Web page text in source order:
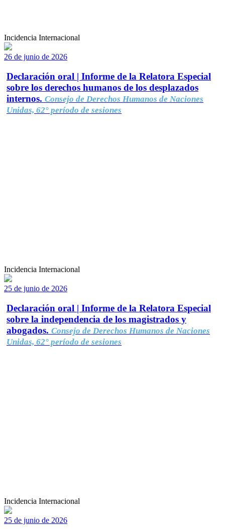
Incidencia Internacional
26 de junio de 2026
Declaración oral | Informe de la Relatora Especial
sobre los derechos humanos de los desplazados
internos. Consejo de Derechos Humanos de Naciones
Unidas, 62° período de sesiones
Incidencia Internacional
25 de junio de 2026
Declaración oral | Informe de la Relatora Especial
sobre la independencia de los magistrados y
abogados. Consejo de Derechos Humanos de Naciones
Unidas, 62° período de sesiones
Incidencia Internacional
25 de junio de 2026